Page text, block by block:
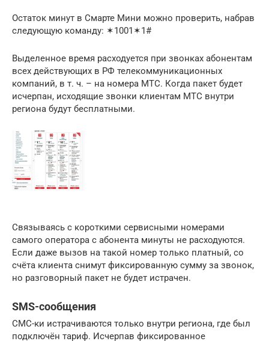
Остаток минут в Смарте Мини можно проверить, набрав
следующую команду: ✶1001✶1#
Выделенное время расходуется при звонках абонентам
всех действующих в РФ телекоммуникационных
компаний, в т. ч. – на номера МТС. Когда пакет будет
исчерпан, исходящие звонки клиентам МТС внутри
региона будут бесплатными.
Связываясь с короткими сервисными номерами
самого оператора с абонента минуты не расходуются.
Если даже вызов на такой номер только платный, со
счёта клиента снимут фиксированную сумму за звонок,
но разговорный пакет не будет истрачен.
SMS-сообщения
СМС-ки истрачиваются только внутри региона, где был
подключён тариф. Исчерпав фиксированное